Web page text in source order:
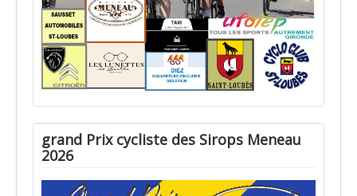
grand Prix cycliste des Sirops Meneau
2026